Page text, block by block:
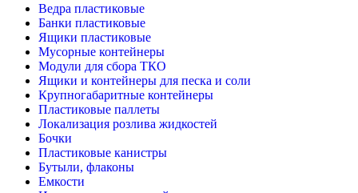
Ведра пластиковые
Банки пластиковые
Ящики пластиковые
Мусорные контейнеры
Модули для сбора ТКО
Ящики и контейнеры для песка и соли
Крупногабаритные контейнеры
Пластиковые паллеты
Локализация розлива жидкостей
Бочки
Пластиковые канистры
Бутыли, флаконы
Емкости